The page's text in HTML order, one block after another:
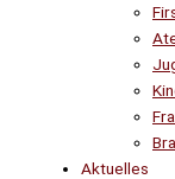
Aktuelles